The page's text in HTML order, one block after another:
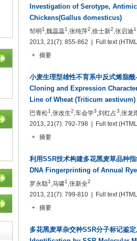
Investigation of Serotype,
Chickens(Gallus domesticus)
邹明 1 ,魏蕊蕊1 ,张纯萍2,徐士新2,张启迪1
2013, 21(7): 855-862 | Full text
+
摘要
小麦生理型雄性不育系中反式烯脂
Cloning and Expression
Line of Wheat (Triticum aestivum)
巴青松1 ,张改生2,车会学3,刘红占3,张龙
2013, 21(7): 792-798 | Full text
+
摘要
利用SSR技术构建多花黑麦草品种
DNA Fingerprinting of Annual
罗永聪1 ,马啸1 ,张新全2
2013, 21(7): 799-810 | Full text
+
摘要
多花黑麦草杂交种SSR分子标记鉴